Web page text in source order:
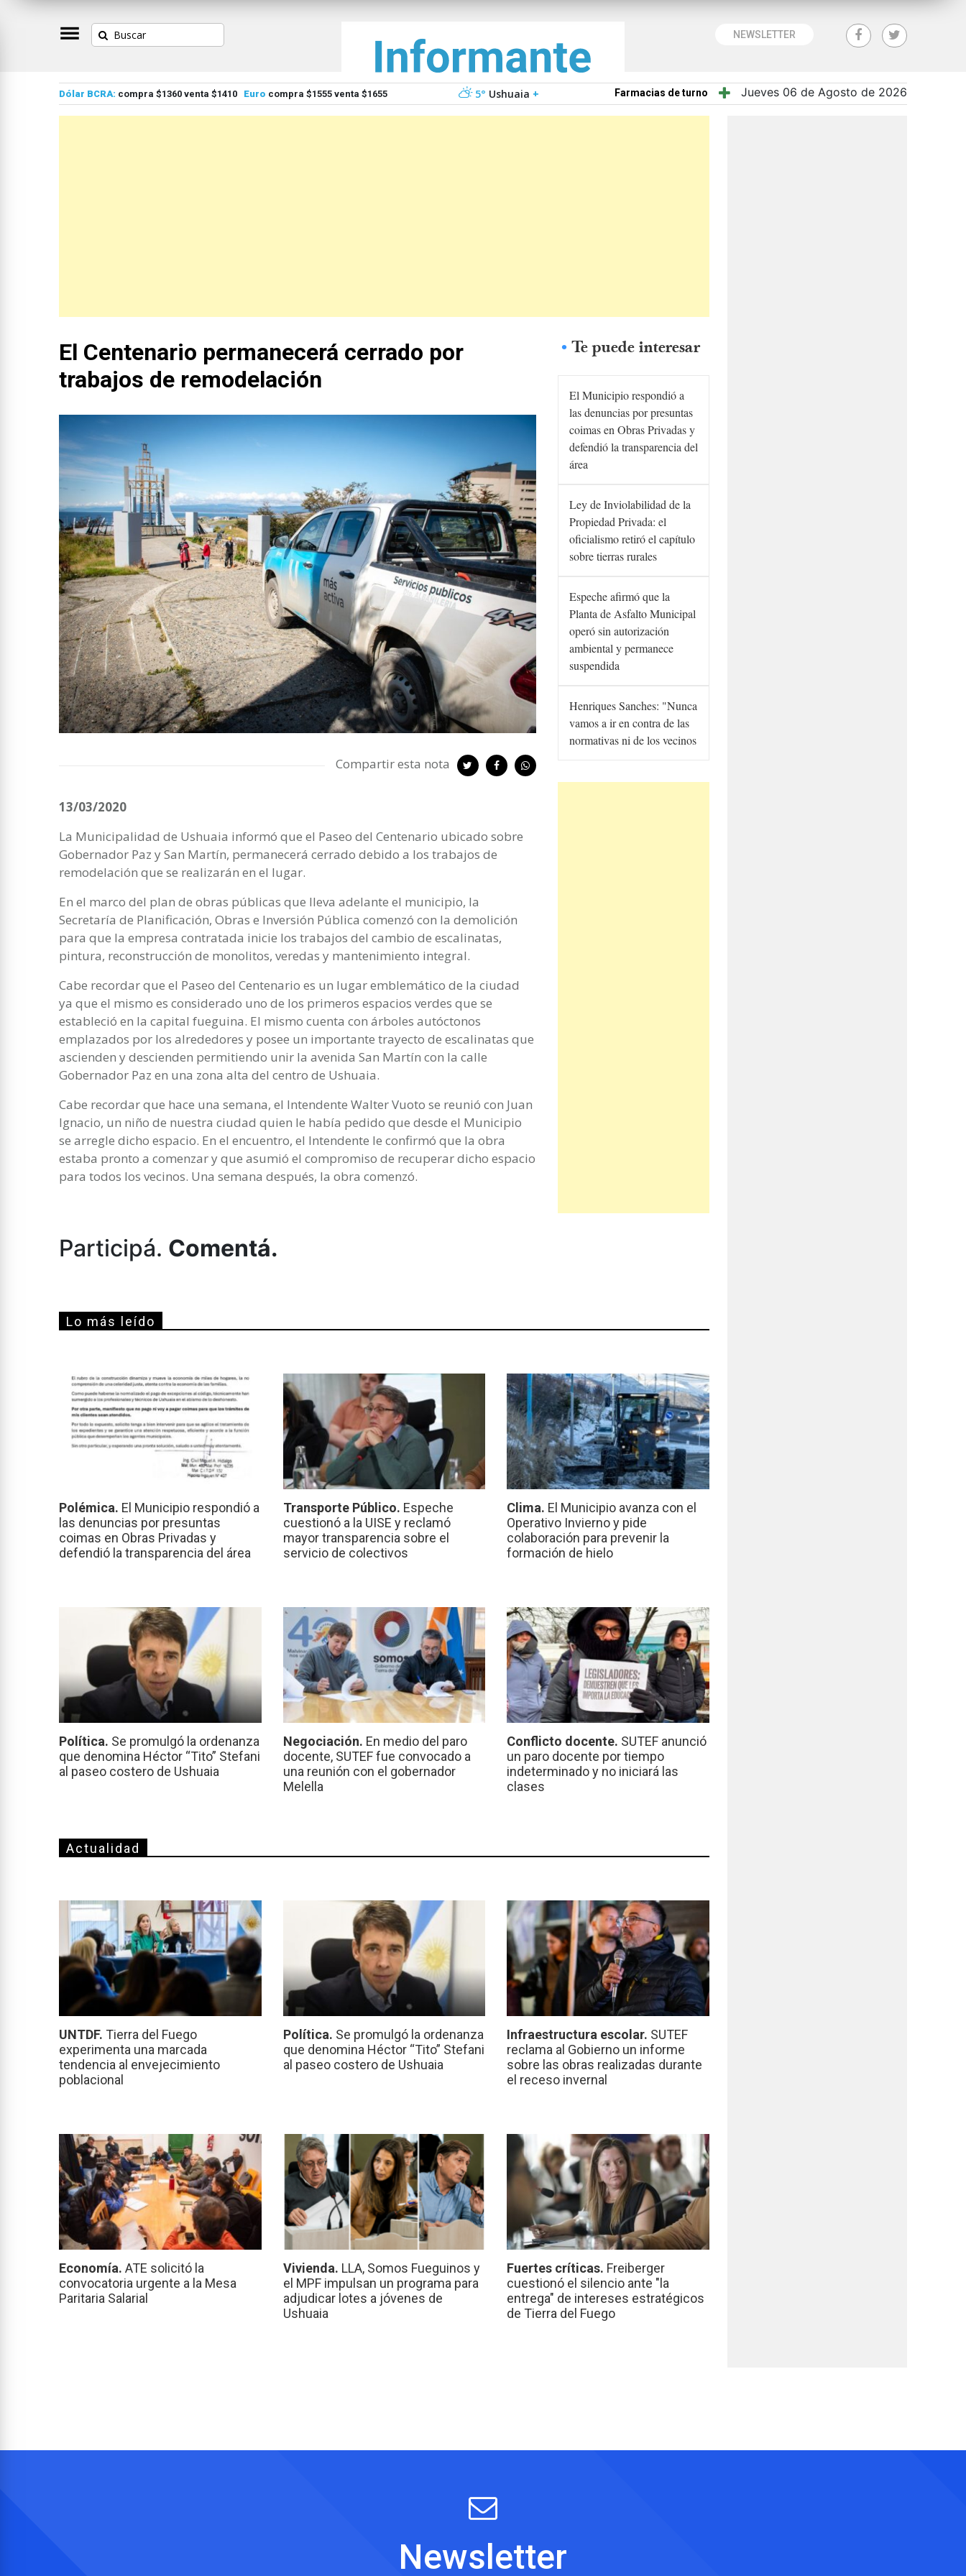
NEWSLETTER
Dólar BCRA: compra $1360 venta $1410 Euro compra $1555 venta $1655 5° Ushuaia + Farmacias de turno Jueves 06 de Agosto de 2026
El Centenario permanecerá cerrado por
trabajos de remodelación
Compartir esta nota
13/03/2020
La Municipalidad de Ushuaia informó que el Paseo del Centenario ubicado sobre
Gobernador Paz y San Martín, permanecerá cerrado debido a los trabajos de
remodelación que se realizarán en el lugar.
En el marco del plan de obras públicas que lleva adelante el municipio, la
Secretaría de Planificación, Obras e Inversión Pública comenzó con la demolición
para que la empresa contratada inicie los trabajos del cambio de escalinatas,
pintura, reconstrucción de monolitos, veredas y mantenimiento integral.
Cabe recordar que el Paseo del Centenario es un lugar emblemático de la ciudad
ya que el mismo es considerado uno de los primeros espacios verdes que se
estableció en la capital fueguina. El mismo cuenta con árboles autóctonos
emplazados por los alrededores y posee un importante trayecto de escalinatas que
ascienden y descienden permitiendo unir la avenida San Martín con la calle
Gobernador Paz en una zona alta del centro de Ushuaia.
Cabe recordar que hace una semana, el Intendente Walter Vuoto se reunió con Juan
Ignacio, un niño de nuestra ciudad quien le había pedido que desde el Municipio
se arregle dicho espacio. En el encuentro, el Intendente le confirmó que la obra
estaba pronto a comenzar y que asumió el compromiso de recuperar dicho espacio
para todos los vecinos. Una semana después, la obra comenzó.
Te puede interesar
El Municipio respondió a
las denuncias por presuntas
coimas en Obras Privadas y
defendió la transparencia del
área
Ley de Inviolabilidad de la
Propiedad Privada: el
oficialismo retiró el capítulo
sobre tierras rurales
Espeche afirmó que la
Planta de Asfalto Municipal
operó sin autorización
ambiental y permanece
suspendida
Henriques Sanches: "Nunca
vamos a ir en contra de las
normativas ni de los vecinos
Participá. Comentá.
Lo más leído
Polémica. El Municipio respondió a
las denuncias por presuntas
coimas en Obras Privadas y
defendió la transparencia del área
Transporte Público. Espeche
cuestionó a la UISE y reclamó
mayor transparencia sobre el
servicio de colectivos
Clima. El Municipio avanza con el
Operativo Invierno y pide
colaboración para prevenir la
formación de hielo
Política. Se promulgó la ordenanza
que denomina Héctor “Tito” Stefani
al paseo costero de Ushuaia
Negociación. En medio del paro
docente, SUTEF fue convocado a
una reunión con el gobernador
Melella
Conflicto docente. SUTEF anunció
un paro docente por tiempo
indeterminado y no iniciará las
clases
Actualidad
UNTDF. Tierra del Fuego
experimenta una marcada
tendencia al envejecimiento
poblacional
Política. Se promulgó la ordenanza
que denomina Héctor “Tito” Stefani
al paseo costero de Ushuaia
Infraestructura escolar. SUTEF
reclama al Gobierno un informe
sobre las obras realizadas durante
el receso invernal
Economía. ATE solicitó la
convocatoria urgente a la Mesa
Paritaria Salarial
Vivienda. LLA, Somos Fueguinos y
el MPF impulsan un programa para
adjudicar lotes a jóvenes de
Ushuaia
Fuertes críticas. Freiberger
cuestionó el silencio ante "la
entrega" de intereses estratégicos
de Tierra del Fuego
Newsletter